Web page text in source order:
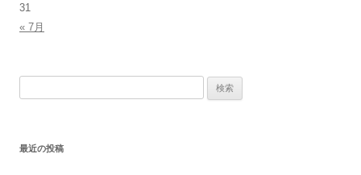
« 7月
31
最近の投稿